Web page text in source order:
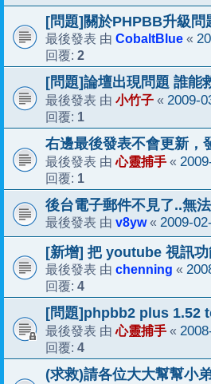
[問題]關於PHPBB升級問
最後發表 由 CobaltBlue «
回覆: 2
[問題]論壇出現問題 誰能
最後發表 由 小竹子 « 2009-
回覆: 1
右邊最後發表不會更新，
最後發表 由心靈捕手 «
回覆: 1
後台電子郵件不見了..無
最後發表 由 v8yw« 2009-
[新增] 把 youtube 視訊
最後發表 由 chenning «
回覆: 4
[問題]phpbb2 plus 1.52
最後發表 由心靈捕手 «
回覆: 4
(求救)請各位大大幫幫小